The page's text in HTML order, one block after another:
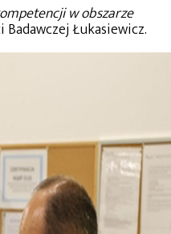
w obszarze
Badawczej Łukasiewicz.